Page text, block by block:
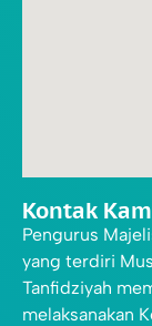
Kontak
Pengurus
yang terdiri
Tanfidziyah
melaksanakan